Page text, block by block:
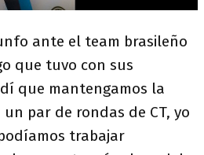
ante el team brasileño
que tuvo con sus
que mantengamos la
par de rondas de CT, yo
trabajar